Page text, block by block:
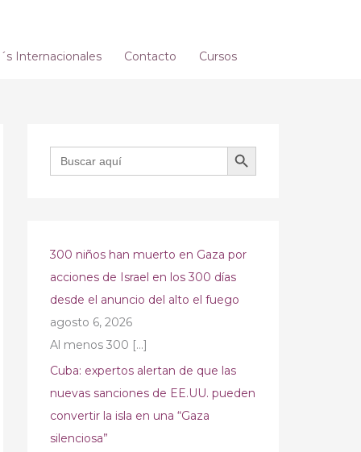
Internacionales Contacto Cursos
Buscar: BOTÓN DE BÚSQUEDA
300 niños han muerto en Gaza por
acciones de Israel en los 300 días
desde el anuncio del alto el fuego
agosto 6, 2026
Al menos 300 […]
Cuba: expertos alertan de que las
nuevas sanciones de EE.UU. pueden
convertir la isla en una “Gaza
silenciosa”